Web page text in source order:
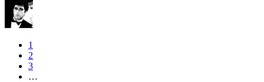
1
2
3
…